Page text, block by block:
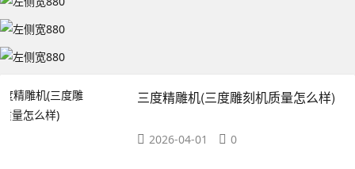
三度精雕机(三度雕刻机质量怎么样)
2026-04-01 0